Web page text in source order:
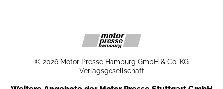
© 2026 Motor Presse Hamburg GmbH & Co. KG
Verlagsgesellschaft